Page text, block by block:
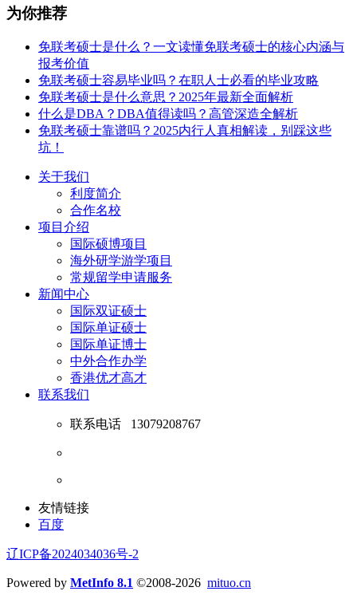
为你推荐
免联考硕士是什么？一文读懂免联考硕士的核心内涵与
报考价值
免联考硕士容易毕业吗？在职人士必看的毕业攻略
免联考硕士是什么意思？2025年最新全面解析
什么是DBA？DBA值得读吗？高管深造全解析
免联考硕士靠谱吗？2025内行人真相解读，别踩这些
坑！
关于我们
利度简介
合作名校
项目介绍
国际硕博项目
海外研学游学项目
常规留学申请服务
新闻中心
国际双证硕士
国际单证硕士
国际单证博士
中外合作办学
香港优才高才
联系我们
联系电话 13079208767
友情链接
百度
辽ICP备2024034036号-2
Powered by MetInfo 8.1 ©2008-2026 mituo.cn